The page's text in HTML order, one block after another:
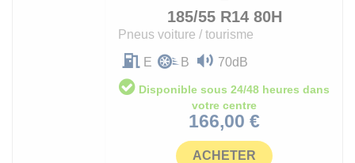
185/55 R14 80H
Pneus voiture / tourisme
E B 70dB
Disponible sous 24/48 heures dans
votre centre
Prix
166,00 €
ACHETER